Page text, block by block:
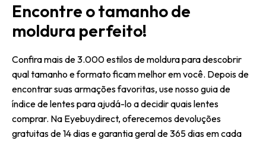
Encontre o tamanho de
moldura perfeito!
Confira mais de 3.000 estilos de moldura para descobrir
qual tamanho e formato ficam melhor em você. Depois de
encontrar suas armações favoritas, use nosso guia de
índice de lentes para ajudá-lo a decidir quais lentes
comprar. Na Eyebuydirect, oferecemos devoluções
gratuitas de 14 dias e garantia geral de 365 dias em cada